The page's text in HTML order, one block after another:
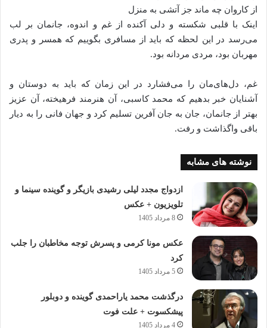
از کاروان چه ماند جز آتشی به منزل
اینک با قلبی شکسته و دلی آکنده از غم و اندوه، جانمان بر لب
می‌رسد در این لحظه که باید از مسافری بگوییم که همسر و پدری
مهربان بود، مردی مردانه بود.
غم، دل‌های‌مان را می‌فشارد در این زمان که باید به دوستان و
آشنایان خبر بدهیم که محمد کاسبی، آن هنرمند فرهیخته، آن عزیز
بهتر از جانمان، جان به جان آفرین تسلیم کرد و جهان فانی را به دیار
باقی واگذاشت و رفت.
نوشته های مشابه
ازدواج مجدد لیلی رشیدی بازیگر و گوینده سینما و
تلویزیون + عکس
8 مرداد 1405
عکس مونا کرمی و پسرش توجه مخاطبان را جلب
کرد
5 مرداد 1405
درگذشت محمد یاراحمدی گوینده و دوبلور
پیشکسوت + علت فوت
4 مرداد 1405